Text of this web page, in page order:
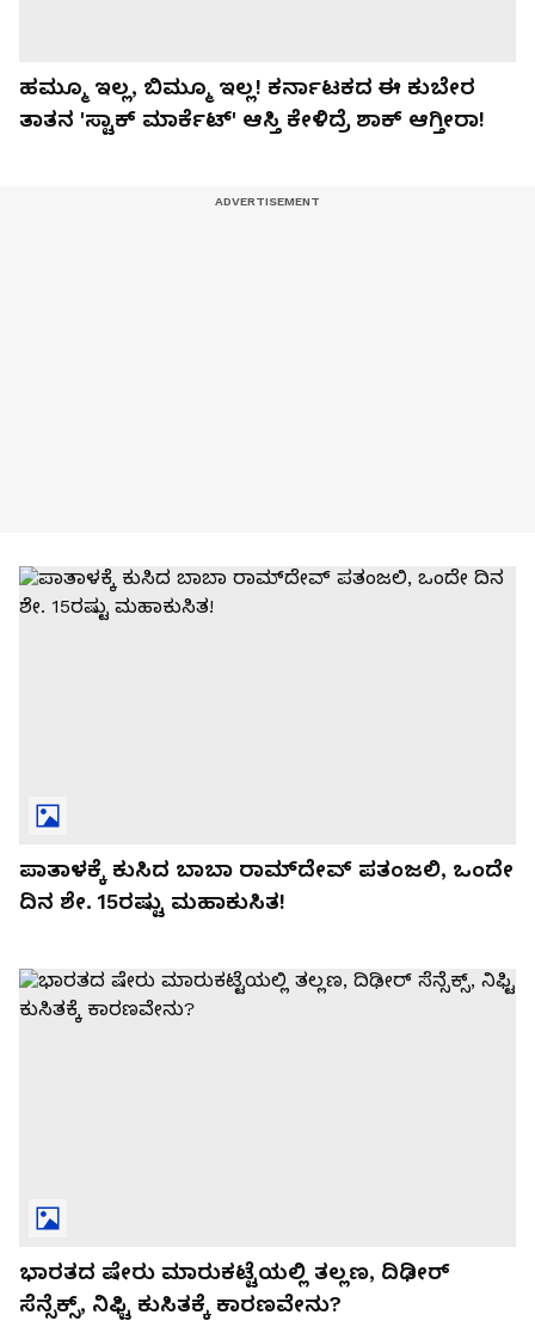
ಹಮ್ಮೂ ಇಲ್ಲ, ಬಿಮ್ಮೂ ಇಲ್ಲ! ಕರ್ನಾಟಕದ ಈ ಕುಬೇರ
ತಾತನ 'ಸ್ಟಾಕ್ ಮಾರ್ಕೆಟ್' ಆಸ್ತಿ ಕೇಳಿದ್ರೆ ಶಾಕ್ ಆಗ್ತೀರಾ!
ಪಾತಾಳಕ್ಕೆ ಕುಸಿದ ಬಾಬಾ ರಾಮ್‌ದೇವ್‌ ಪತಂಜಲಿ, ಒಂದೇ
ದಿನ ಶೇ. 15ರಷ್ಟು ಮಹಾಕುಸಿತ!
ಭಾರತದ ಷೇರು ಮಾರುಕಟ್ಟೆಯಲ್ಲಿ ತಲ್ಲಣ, ದಿಢೀರ್
ಸೆನ್ಸೆಕ್ಸ್, ನಿಫ್ಟಿ ಕುಸಿತಕ್ಕೆ ಕಾರಣವೇನು?